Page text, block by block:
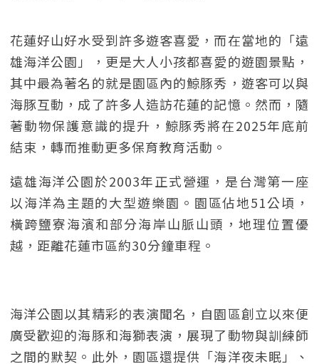
花蓮好山好水受到許多遊客喜愛，而在當地的「遠
雄海洋公園」，更是大人小孩都喜愛的遊園景點，
其中最為著名的就是園區內的鯨豚秀，遊客可以與
海豚互動，成了許多人造訪花蓮的記憶。然而，隨
著動物保護意識的提升，鯨豚秀將在2025年底前
結束，轉而推動更多保育教育活動。
遠雄海洋公園於2003年正式營運，是台灣第一座
以海洋為主題的大型遊樂園。園區佔地51公頃，
橫跨鹽寮海濱和部分海岸山脈山頭，地理位置優
越，距離花蓮市區約30分鐘車程。
海洋公園以其精彩的表演聞名，自園區創立以來便
廣受歡迎的海豚和海獅表演，展現了動物與訓練師
之間的默契。此外，園區還提供「海洋夜未眠」、